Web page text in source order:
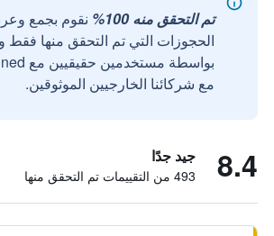
تم التحقق منه 100%
نقوم بجمع
الحجوزات التي تم التحقق منها فقط
مع شركائنا الخارجيين الموثوقين.
8.4 جيد جدًا
493 من التقييمات تم التحقق منها